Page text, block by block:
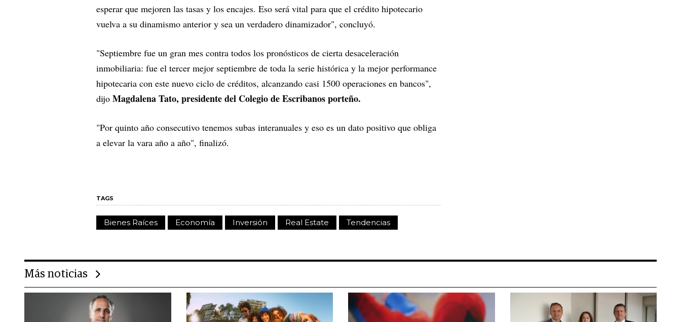
esperar que mejoren las tasas y los encajes. Eso será vital para que el crédito hipotecario
vuelva a su dinamismo anterior y sea un verdadero dinamizador", concluyó.
"Septiembre fue un gran mes contra todos los pronósticos de cierta desaceleración
inmobiliaria: fue el tercer mejor septiembre de toda la serie histórica y la mejor performance
hipotecaria con este nuevo ciclo de créditos, alcanzando casi 1500 operaciones en bancos",
dijo Magdalena Tato, presidente del Colegio de Escribanos porteño.
"Por quinto año consecutivo tenemos subas interanuales y eso es un dato positivo que obliga
a elevar la vara año a año", finalizó.
TAGS
Bienes Raíces Economía Inversión Real Estate Tendencias
Más noticias